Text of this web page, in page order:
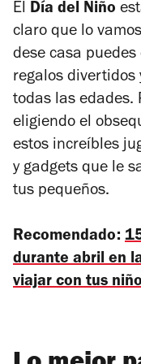
El Día del Niño
claro que lo
dese casa
regalos divertidos
todas las edades.
eligiendo el
estos increíbles
y gadgets que le
tus pequeños.
Recomendado:
durante abril en
viajar con tus